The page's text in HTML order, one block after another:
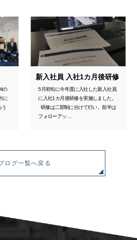
の
に
う
新入社員 入社1カ月後研修
5月初旬に今年度に入社した新入社員
に入社1カ月後研修を実施しました。
研修は二部制に分けて行い、前半は
フォローアッ…
ログ一覧へ戻る